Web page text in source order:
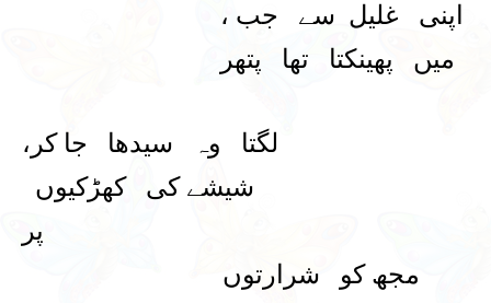
اپنی غلیل سے جب ،
میں پھینکتا تھا پتھر
لگتا وہ سیدھا جا کر،
شیشے کی کھڑکیوں
پر
مجھ کو شرارتوں